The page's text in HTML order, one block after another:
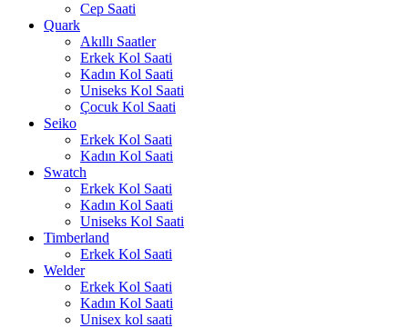
Cep Saati
Quark
Akıllı Saatler
Erkek Kol Saati
Kadın Kol Saati
Uniseks Kol Saati
Çocuk Kol Saati
Seiko
Erkek Kol Saati
Kadın Kol Saati
Swatch
Erkek Kol Saati
Kadın Kol Saati
Uniseks Kol Saati
Timberland
Erkek Kol Saati
Welder
Erkek Kol Saati
Kadın Kol Saati
Unisex kol saati